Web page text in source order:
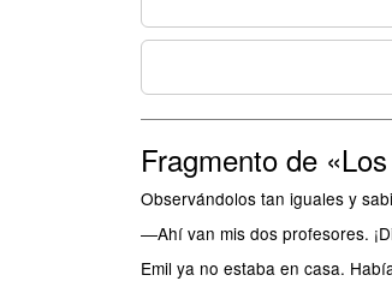
Fragmento de
Observándolos tan iguales y
―Ahí van mis dos profesores.
Emil ya no estaba en casa.